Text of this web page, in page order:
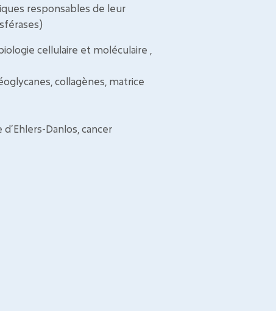
responsables de leur
cellulaire et moléculaire ,
collagènes, matrice
Danlos, cancer